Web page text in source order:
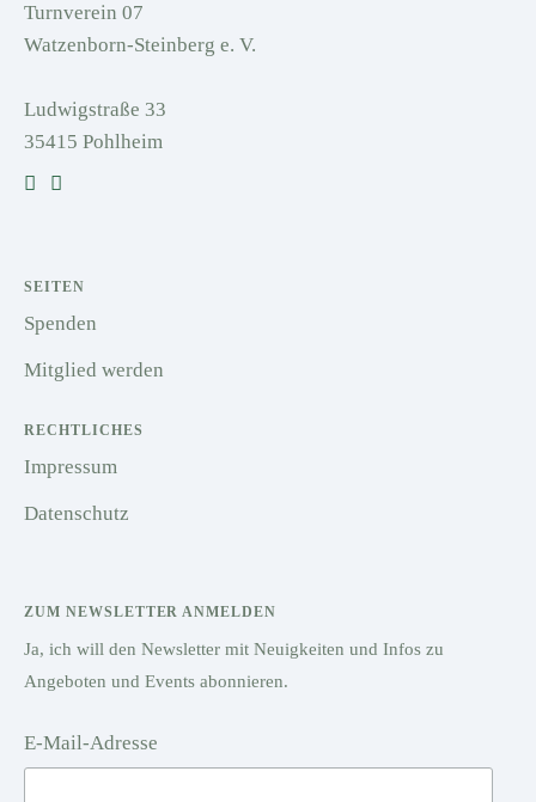
Turnverein 07
Watzenborn-Steinberg e. V.
Ludwigstraße 33
35415 Pohlheim
SEITEN
Spenden
Mitglied werden
RECHTLICHES
Impressum
Datenschutz
ZUM NEWSLETTER ANMELDEN
Ja, ich will den Newsletter mit Neuigkeiten und Infos zu
Angeboten und Events abonnieren.
E-Mail-Adresse